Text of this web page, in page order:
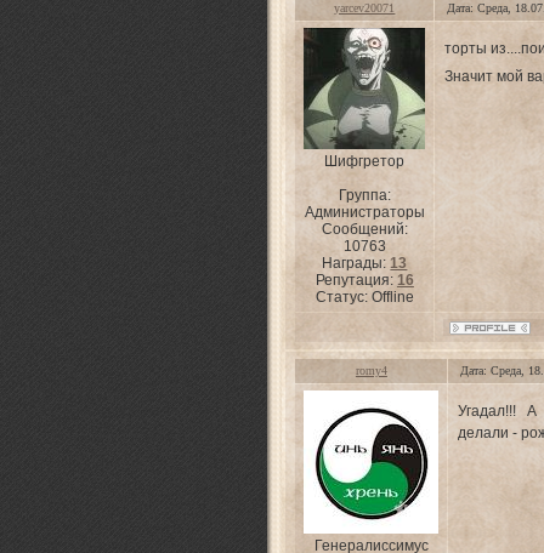
yarcev20071 Дата: Среда,
Шифгретор
Группа:
Администраторы
Сообщений:
10763
Награды:13
Репутация: 16
Статус: Offline
торты
Значит мой
romy4 Дата: Среда,
Генералиссимус
Угадал!!!
делали -